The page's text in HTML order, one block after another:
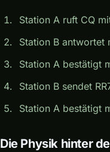
Station A ruft CQ
Station B antwortet
Station A bestätigt
Station B sendet
Station A bestätigt
Die Physik hinter